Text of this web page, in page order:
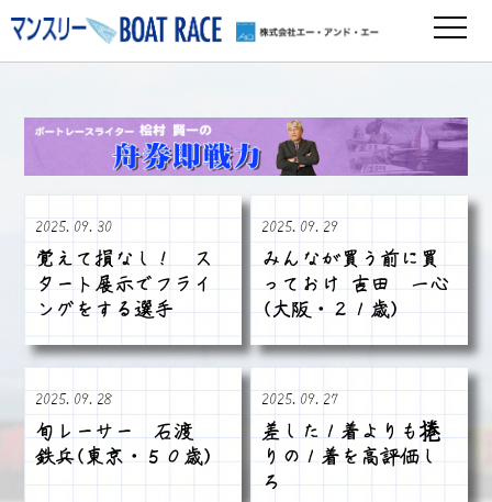
2025.09.30
覚えて損なし！ ス
タート展示でフライ
ングをする選手
2025.09.29
みんなが買う前に買
っておけ 吉田 一心
(大阪・２１歳)
2025.09.28
旬レーサー 石渡
鉄兵(東京・５０歳)
2025.09.27
差した１着よりも捲
りの１着を高評価し
ろ